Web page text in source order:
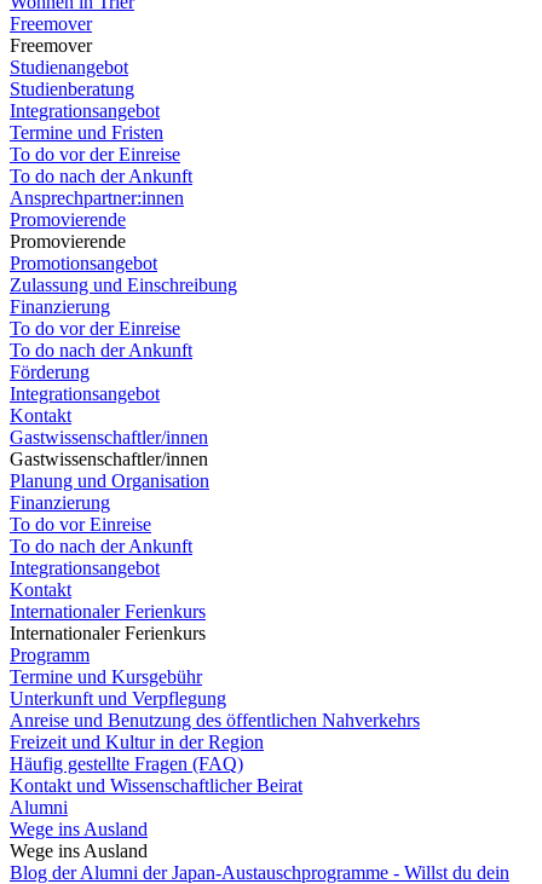
Freemover
Freemover
Studienangebot
Studienberatung
Integrationsangebot
Termine und Fristen
To do vor der Einreise
To do nach der Ankunft
Ansprechpartner:innen
Promovierende
Promovierende
Promotionsangebot
Zulassung und Einschreibung
Finanzierung
To do vor der Einreise
To do nach der Ankunft
Förderung
Integrationsangebot
Kontakt
Gastwissenschaftler/innen
Gastwissenschaftler/innen
Planung und Organisation
Finanzierung
To do vor Einreise
To do nach der Ankunft
Integrationsangebot
Kontakt
Internationaler Ferienkurs
Internationaler Ferienkurs
Programm
Termine und Kursgebühr
Unterkunft und Verpflegung
Anreise und Benutzung des öffentlichen Nahverkehrs
Freizeit und Kultur in der Region
Häufig gestellte Fragen (FAQ)
Kontakt und Wissenschaftlicher Beirat
Alumni
Wege ins Ausland
Wege ins Ausland
Blog der Alumni der Japan-Austauschprogramme - Willst du dein